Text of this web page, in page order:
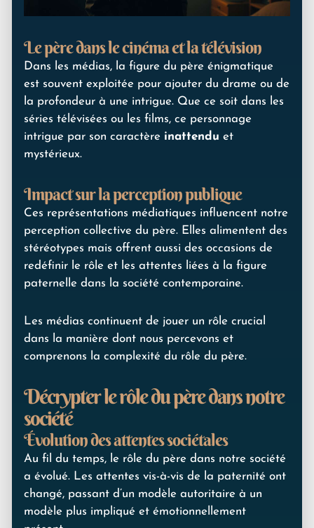
Le père dans le cinéma et la télévision
Dans les médias, la figure du père énigmatique
est souvent exploitée pour ajouter du drame ou de
la profondeur à une intrigue. Que ce soit dans les
séries télévisées ou les films, ce personnage
intrigue par son caractère inattendu et
mystérieux.
Impact sur la perception publique
Ces représentations médiatiques influencent notre
perception collective du père. Elles alimentent des
stéréotypes mais offrent aussi des occasions de
redéfinir le rôle et les attentes liées à la figure
paternelle dans la société contemporaine.
Les médias continuent de jouer un rôle crucial
dans la manière dont nous percevons et
comprenons la complexité du rôle du père.
Décrypter le rôle du père dans notre
société
Évolution des attentes sociétales
Au fil du temps, le rôle du père dans notre société
a évolué. Les attentes vis-à-vis de la paternité ont
changé, passant d’un modèle autoritaire à un
modèle plus impliqué et émotionnellement